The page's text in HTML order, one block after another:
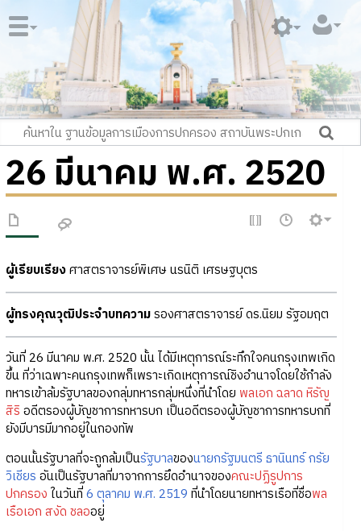
26 มีนาคม พ.ศ. 2520
ผู้เรียบเรียงศาสตราจารย์พิเศษ นรนิติ เศรษฐบุตร
ผู้ทรงคุณวุฒิประจำบทความรองศาสตราจารย์ ดร.นิยม รัฐอมฤต
วันที่ 26 มีนาคม พ.ศ. 2520 นั้น ได้มีเหตุการณ์ระทึกใจคนกรุงเทพเกิด
ขึ้น ที่ว่าเฉพาะคนกรุงเทพก็เพราะเกิดเหตุการณ์ชิงอำนาจโดยใช้กำลัง
ทหารเข้าล้มรัฐบาลของกลุ่มทหารกลุ่มหนึ่งที่นำโดย พลเอก ฉลาด หิรัญ
สิริ อดีตรองผู้บัญชาการทหารบก เป็นอดีตรองผู้บัญชาการทหารบกที่
ยังมีบารมีมากอยู่ในกองทัพ
ตอนนั้นรัฐบาลที่จะถูกล้มเป็นรัฐบาลของนายกรัฐมนตรี ธานินทร์ กรัย
วิเชียร อันเป็นรัฐบาลที่มาจากการยึดอำนาจของคณะปฏิรูปการ
ปกครอง ในวันที่6 ตุลาคม พ.ศ. 2519 ที่นำโดยนายทหารเรือที่ชื่อพล
เรือเอก สงัด ชลออยู่